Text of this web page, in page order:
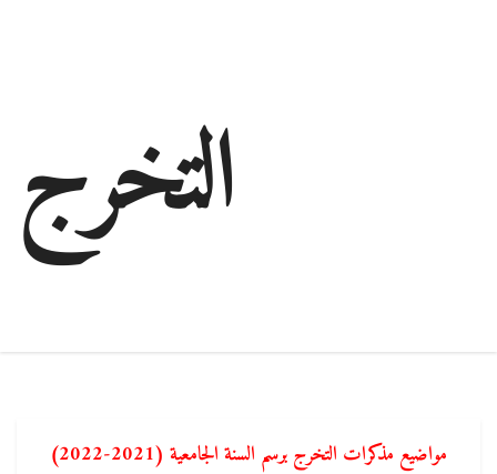
التخرج
مواضيع مذكرات التخرج برسم السنة الجامعية (2021-2022)